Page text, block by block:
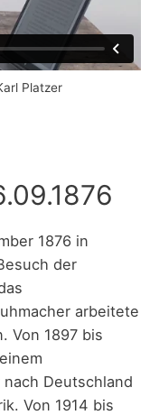
Platzer
1876 in
der
arbeitete
Von 1897 bis
Deutschland
Von 1914 bis